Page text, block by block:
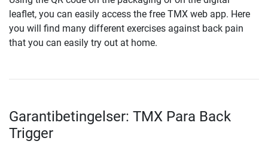
leaflet, you can easily access the free TMX web app. Here
you will find many different exercises against back pain
that you can easily try out at home.
Garantibetingelser: TMX Para Back
Trigger